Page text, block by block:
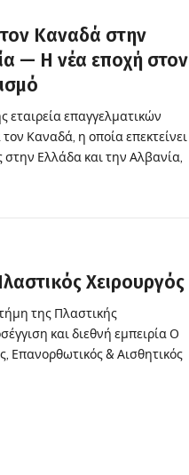
Καναδά στην
— Η νέα εποχή στον
εταιρεία επαγγελματικών
Καναδά, η οποία επεκτείνει
Ελλάδα και την Αλβανία,
Χειρουργός
της Πλαστικής
και διεθνή εμπειρία Ο
Επανορθωτικός & Αισθητικός